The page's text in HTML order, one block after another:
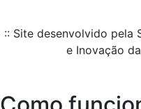
:: Site desenvolvido pela
e Inovação